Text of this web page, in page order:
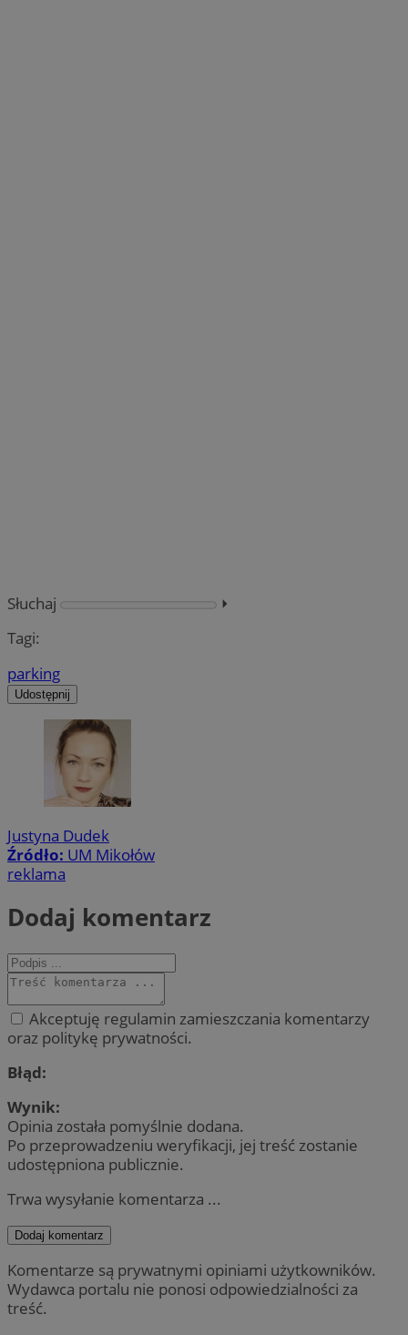
Słuchaj
⏵︎
Tagi:
parking
Udostępnij
Justyna Dudek
Źródło: UM Mikołów
reklama
Dodaj komentarz
Akceptuję regulamin zamieszczania komentarzy
oraz politykę prywatności.
Błąd:
Wynik:
Opinia została pomyślnie dodana.
Po przeprowadzeniu weryfikacji, jej treść zostanie
udostępniona publicznie.
Trwa wysyłanie komentarza ...
Dodaj komentarz
Komentarze są prywatnymi opiniami użytkowników.
Wydawca portalu nie ponosi odpowiedzialności za
treść.